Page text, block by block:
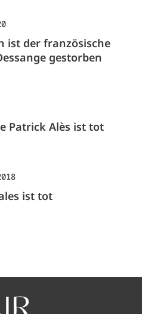
ist der französische
gestorben
Patrick Alès ist tot
ist tot